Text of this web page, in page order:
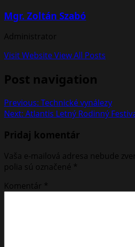
Mgr. Zoltán Szabó
Administrator
Visit WebsiteView All Posts
Post navigation
Previous: Technické vynálezy
Next: Atlantis Letný Rodinný
Pridaj komentár
Vaša e-mailová adresa nebude
polia sú označené *
Komentár *